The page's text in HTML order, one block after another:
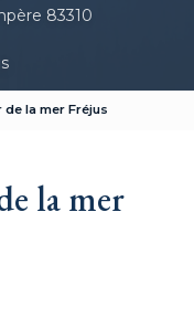
83310
la mer Fréjus
la mer